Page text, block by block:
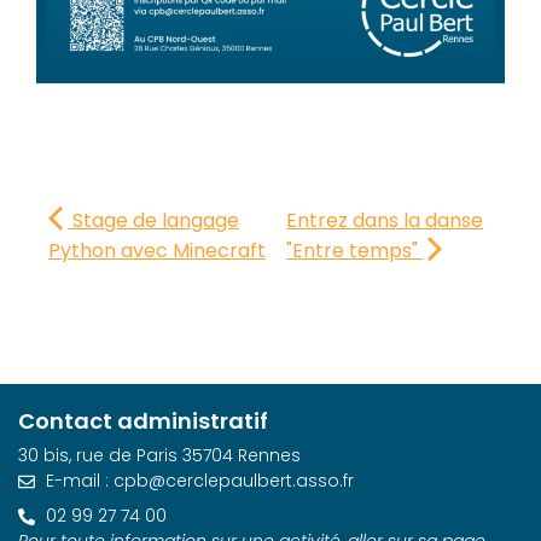
Stage de langage
Python avec Minecraft
Entrez dans la danse
"Entre temps"
Contact administratif
30 bis, rue de Paris 35704 Rennes
E-mail : cpb@cerclepaulbert.asso.fr
02 99 27 74 00